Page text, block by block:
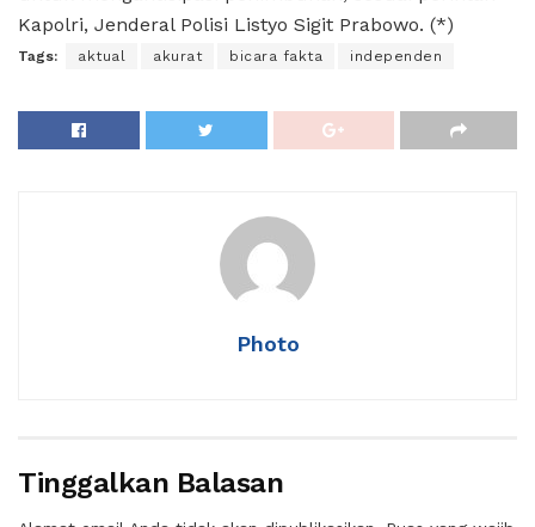
Kapolri, Jenderal Polisi Listyo Sigit Prabowo. (*)
Tags: aktual akurat bicara fakta independen
Photo
Tinggalkan Balasan